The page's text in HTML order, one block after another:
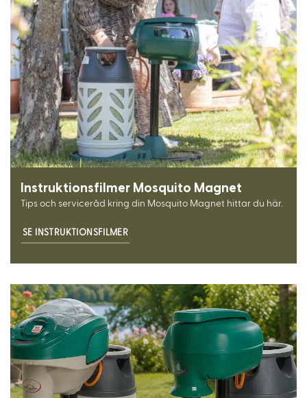
Instruktionsfilmer Mosquito Magnet
Tips och serviceråd kring din Mosquito Magnet hittar du här.
SE INSTRUKTIONSFILMER